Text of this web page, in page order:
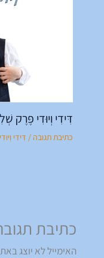
דִּידִי וְיוּדִי פֶּרֶק
כתיבת תגובה/ דִּידִי וְיוּדִי
כתיבת
האימייל לא יוצג